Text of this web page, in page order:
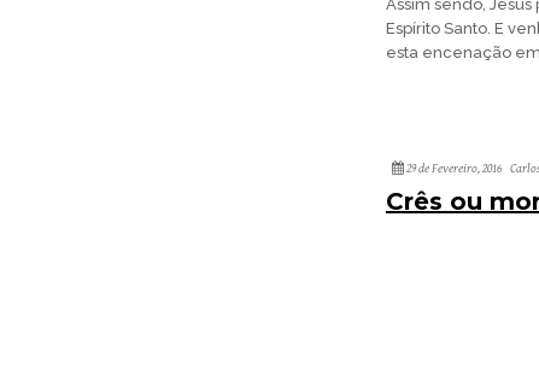
Assim sendo, Jesus
Espírito Santo. E
esta encenação
29 de Fevereiro, 2016
Crês ou